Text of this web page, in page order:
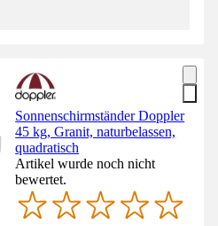
Sonnenschirmständer Doppler
45 kg, Granit, naturbelassen,
quadratisch
Artikel wurde noch nicht
bewertet.